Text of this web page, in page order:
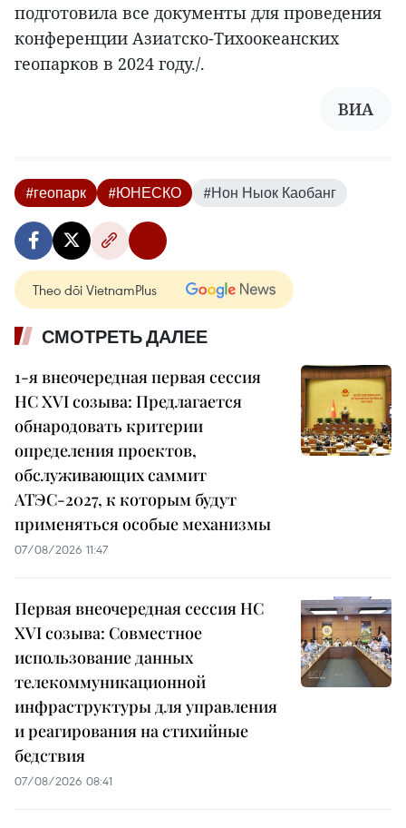
подготовила все документы для проведения
конференции Азиатско-Тихоокеанских
геопарков в 2024 году./.
ВИА
#геопарк #ЮНЕСКО #Нон Ныок Каобанг
Theo dõi VietnamPlus
СМОТРЕТЬ ДАЛЕЕ
1-я внеочередная первая сессия
НС XVI созыва: Предлагается
обнародовать критерии
определения проектов,
обслуживающих саммит
АТЭС-2027, к которым будут
применяться особые механизмы
07/08/2026 11:47
Первая внеочередная сессия НС
XVI созыва: Совместное
использование данных
телекоммуникационной
инфраструктуры для управления
и реагирования на стихийные
бедствия
07/08/2026 08:41